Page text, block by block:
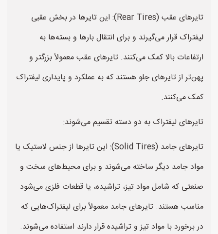
تایرهای عقب (Rear Tires): این تایرها در بخش عقبی
لیفتراک قرار می‌گیرند و برای انتقال بارها و بسته‌ها به
ارتفاعات بالا کمک می‌کنند. تایرهای عقب معمولاً بزرگتر و
پهن‌تر از تایرهای جلو هستند که به عملکرد و پایداری لیفتراک
کمک می‌کنند.
تایرهای لیفتراک به دو دسته تقسیم می‌شوند:
تایرهای جامد (Solid Tires): این تایرها از جنس لاستیک یا
مواد جامد دیگر ساخته می‌شوند و برای محیط‌های سخت و
صنعتی که شامل مواد تیز، تراشیده، یا قطعات فلزی می‌شود
مناسب هستند. تایرهای جامد معمولاً برای لیفتراک‌هایی که
در برخورد با مواد تیز و تراشیده قرار دارند استفاده می‌شوند.